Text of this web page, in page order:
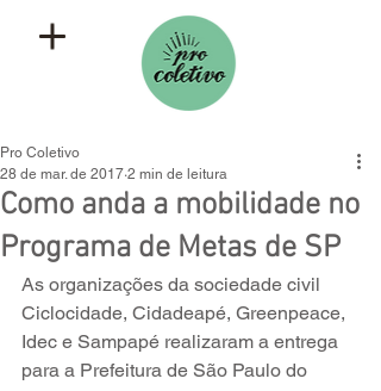
Como anda a mobilidade no
Programa de Metas de SP
Pro Coletivo
28 de mar. de 2017 2 min de leitura
As organizações da sociedade civil
Ciclocidade, Cidadeapé, Greenpeace,
Idec e Sampapé realizaram a entrega
para a Prefeitura de São Paulo do